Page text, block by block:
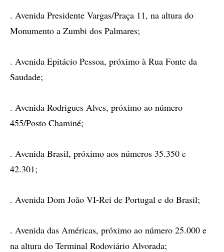
. Avenida Presidente Vargas/Praça 11, na altura do
Monumento a Zumbi dos Palmares;
. Avenida Epitácio Pessoa, próximo à Rua Fonte da
Saudade;
. Avenida Rodrigues Alves, próximo ao número
455/Posto Chaminé;
. Avenida Brasil, próximo aos números 35.350 e
42.301;
. Avenida Dom João VI-Rei de Portugal e do Brasil;
. Avenida das Américas, próximo ao número 25.000 e
na altura do Terminal Rodoviário Alvorada;